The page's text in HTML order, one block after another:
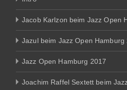
Jacob Karlzon beim Jazz Open
Jazul beim Jazz Open Hamburg
Jazz Open Hamburg 2017
Joachim Raffel Sextett beim